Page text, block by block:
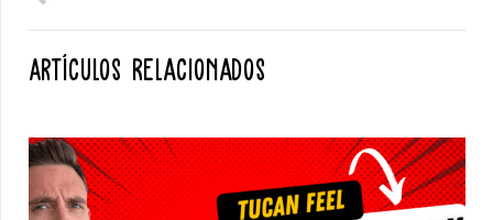
Artículos Relacionados